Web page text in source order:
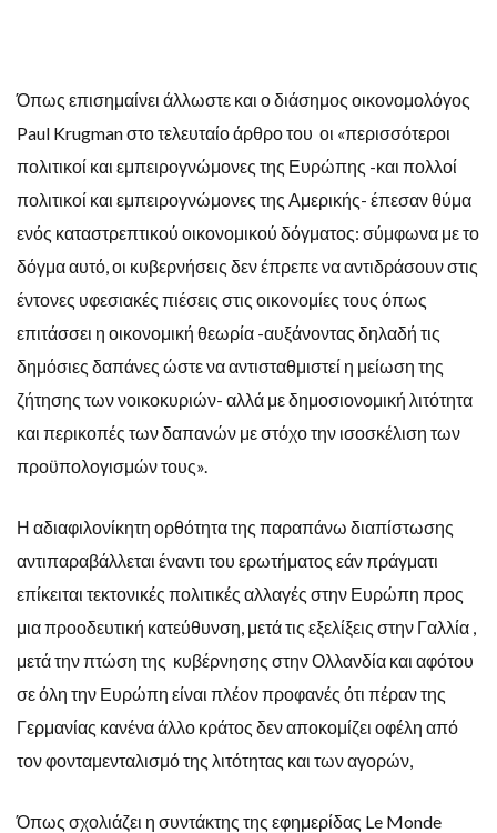
Όπως επισημαίνει άλλωστε και ο διάσημος οικονομολόγος
Paul Krugman στο τελευταίο άρθρο του οι «περισσότεροι
πολιτικοί και εμπειρογνώμονες της Ευρώπης -και πολλοί
πολιτικοί και εμπειρογνώμονες της Αμερικής- έπεσαν θύμα
ενός καταστρεπτικού οικονομικού δόγματος: σύμφωνα με το
δόγμα αυτό, οι κυβερνήσεις δεν έπρεπε να αντιδράσουν στις
έντονες υφεσιακές πιέσεις στις οικονομίες τους όπως
επιτάσσει η οικονομική θεωρία -αυξάνοντας δηλαδή τις
δημόσιες δαπάνες ώστε να αντισταθμιστεί η μείωση της
ζήτησης των νοικοκυριών- αλλά με δημοσιονομική λιτότητα
και περικοπές των δαπανών με στόχο την ισοσκέλιση των
προϋπολογισμών τους».
Η αδιαφιλονίκητη ορθότητα της παραπάνω διαπίστωσης
αντιπαραβάλλεται έναντι του ερωτήματος εάν πράγματι
επίκειται τεκτονικές πολιτικές αλλαγές στην Ευρώπη προς
μια προοδευτική κατεύθυνση, μετά τις εξελίξεις στην Γαλλία ,
μετά την πτώση της κυβέρνησης στην Ολλανδία και αφότου
σε όλη την Ευρώπη είναι πλέον προφανές ότι πέραν της
Γερμανίας κανένα άλλο κράτος δεν αποκομίζει οφέλη από
τον φονταμενταλισμό της λιτότητας και των αγορών,
Όπως σχολιάζει η συντάκτης της εφημερίδας Le Monde